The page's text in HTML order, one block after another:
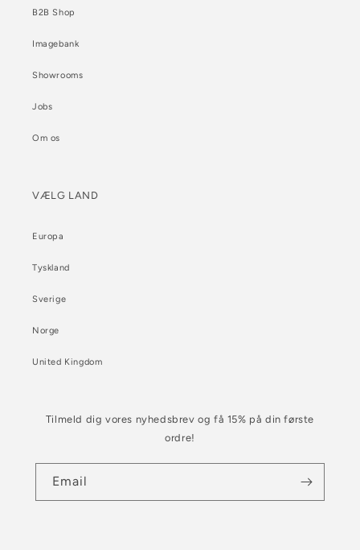
B2B Shop
Imagebank
Showrooms
Jobs
Om os
VÆLG LAND
Europa
Tyskland
Sverige
Norge
United Kingdom
Tilmeld dig vores nyhedsbrev og få 15% på din første
ordre!
Email